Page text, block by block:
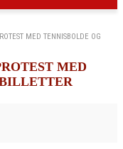
MED TENNISBOLDE OG
MED